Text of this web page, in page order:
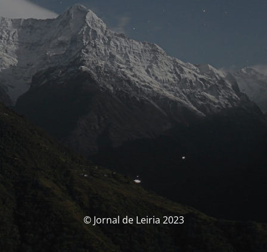
© Jornal de Leiria 2023